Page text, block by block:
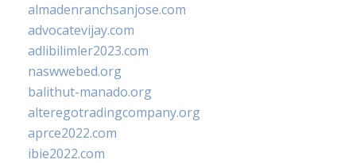
almadenranchsanjose.com
advocatevijay.com
adlibilimler2023.com
naswwebed.org
balithut-manado.org
alteregotradingcompany.org
aprce2022.com
ibie2022.com